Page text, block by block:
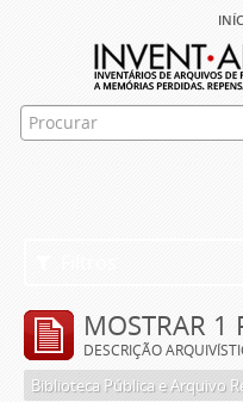
MOSTRAR 1
DESCRIÇÃO